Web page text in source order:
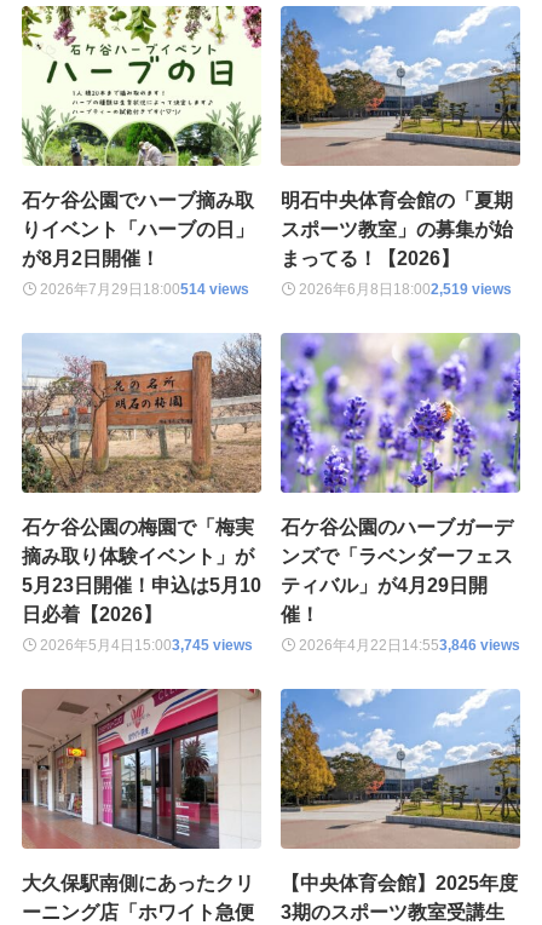
石ケ谷公園でハーブ摘み取
りイベント「ハーブの日」
が8月2日開催！
2026年7月29日 18:00514 views
明石中央体育会館の「夏期
スポーツ教室」の募集が始
まってる！【2026】
2026年6月8日 18:002,519 views
石ケ谷公園の梅園で「梅実
摘み取り体験イベント」が
5月23日開催！申込は5月10
日必着【2026】
2026年5月4日 15:003,745 views
石ケ谷公園のハーブガーデ
ンズで「ラベンダーフェス
ティバル」が4月29日開
催！
2026年4月22日 14:553,846 views
大久保駅南側にあったクリ
ーニング店「ホワイト急便
【中央体育会館】2025年度
3期のスポーツ教室受講生